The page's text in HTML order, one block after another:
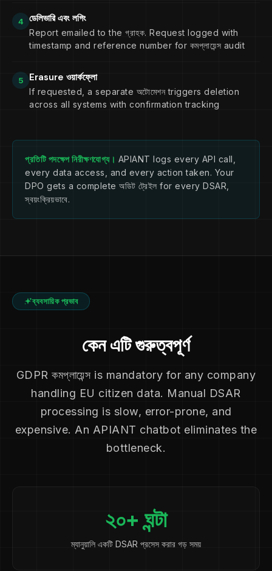
Reference: DSAR-2026-04182 | Logged for
4 ডেলিভারি এবং লগিং
Report emailed to the গ্রাহক. Request logged with
timestamp and reference number for কমপ্লায়েন্স audit
5 Erasure ওয়ার্কফ্লো
If requested, a separate অটোমেশন triggers deletion
across all systems with confirmation tracking
প্রতিটি পদক্ষেপ নিরীক্ষণযোগ্য। APIANT logs every API call,
every data access, and every action taken. Your
DPO gets a complete অডিট ট্রেইল for every DSAR,
স্বয়ংক্রিয়ভাবে.
ব্যবসায়িক প্রভাব
কেন এটি গুরুত্বপূর্ণ
GDPR কমপ্লায়েন্স is mandatory for any company
handling EU citizen data. Manual DSAR
processing is slow, error-prone, and
expensive. An APIANT chatbot eliminates the
bottleneck.
২০+ ঘন্টা
ম্যানুয়ালি একটি DSAR প্রসেস করার গড় সময়